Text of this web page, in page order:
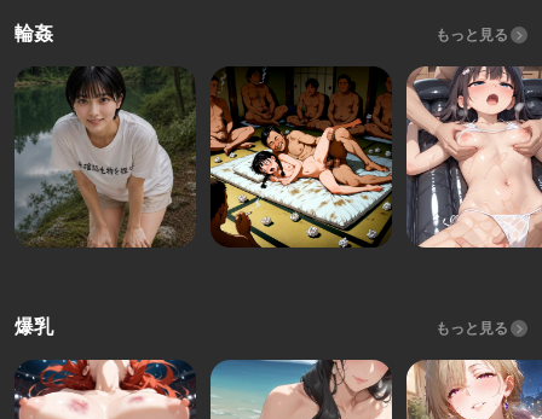
輪姦 もっと見る
爆乳 もっと見る